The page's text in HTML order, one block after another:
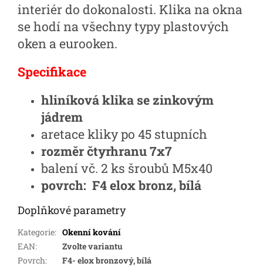
interiér do dokonalosti. Klika na okna
se hodí na všechny typy plastových
oken a eurooken.
Specifikace
hliníková klika se zinkovým
jádrem
aretace kliky po 45 stupních
rozměr čtyrhranu 7x7
balení vč. 2 ks šroubů M5x40
povrch: F4 elox bronz, bílá
Doplňkové parametry
Kategorie: Okenní kování
EAN:
Zvolte variantu
Povrch: F4- elox bronzový, bílá